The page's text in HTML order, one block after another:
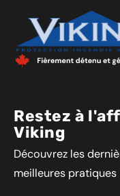
Restez à
Viking
Découvrez les
meilleures pratiques